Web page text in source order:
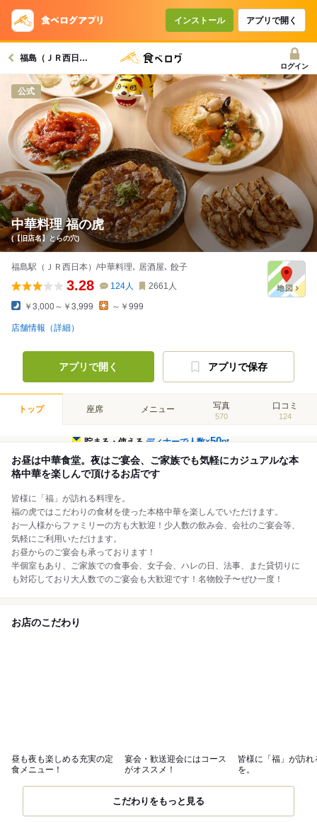
インストール アプリで開く
福島（ＪＲ西日本）駅グルメへ
ログイン
公式
中華料理 福の虎
(【旧店名】とらの穴)
福島駅（ＪＲ西日本）/中華料理､ 居酒屋､ 餃子
3.28 124人 2661 人
￥3,000～￥3,999 ～￥999
店舗情報（詳細）
アプリで開く アプリで保存
トップ 座席 メニュー 写真
570
口コミ
124
貯まる・使えるディナーで人数×50pt
お昼は中華食堂。夜はご宴会、ご家族でも気軽にカジュアルな本
格中華を楽しんで頂けるお店です
皆様に「福」が訪れる料理を。
福の虎ではこだわりの食材を使った本格中華を楽しんでいただけます。
お一人様からファミリーの方も大歓迎！少人数の飲み会、会社のご宴会等、
気軽にご利用いただけます。
お昼からのご宴会も承っております！
半個室もあり、ご家族での食事会、女子会、ハレの日、法事、また貸切りに
も対応しており大人数でのご宴会も大歓迎です！名物餃子〜ぜひ一度！
お店のこだわり
昼も夜も楽しめる充実の定
食メニュー！
宴会・歓送迎会にはコース
がオススメ！
皆様に「福」が訪れ
を。
こだわりをもっと見る